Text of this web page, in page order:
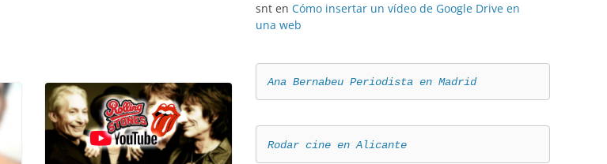
snt en Cómo insertar un vídeo de Google Drive en
una web
Ana Bernabeu Periodista en Madrid
Rodar cine en Alicante